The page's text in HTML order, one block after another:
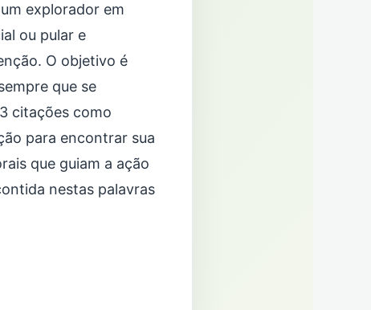
explorador em
ou pular e
O objetivo é
que se
citações como
para encontrar sua
que guiam a ação
nestas palavras